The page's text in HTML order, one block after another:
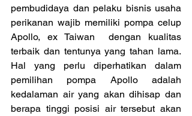
pembudidaya dan pelaku bisnis usaha
perikanan wajib memiliki pompa celup
Apollo, ex Taiwan  dengan kualitas
terbaik dan tentunya yang tahan lama.
Hal yang perlu diperhatikan dalam
pemilihan pompa Apollo adalah
kedalaman air yang akan dihisap dan
berapa tinggi posisi air tersebut akan